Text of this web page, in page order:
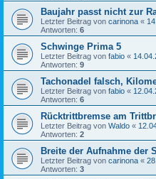
Baujahr passt nicht zur
Letzter Beitrag von carinona «
Antworten: 6
Schwinge Prima 5
Letzter Beitrag von fabio «
Antworten: 9
Tachonadel falsch,
Letzter Beitrag von fabio «
Antworten: 6
Rücktrittbremse am
Letzter Beitrag von Waldo «
Antworten: 2
Breite der Aufnahme der
Letzter Beitrag von carinona «
Antworten: 3